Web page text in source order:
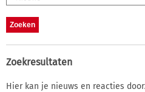
Zoekresultaten
Hier kan je nieuws en reacties